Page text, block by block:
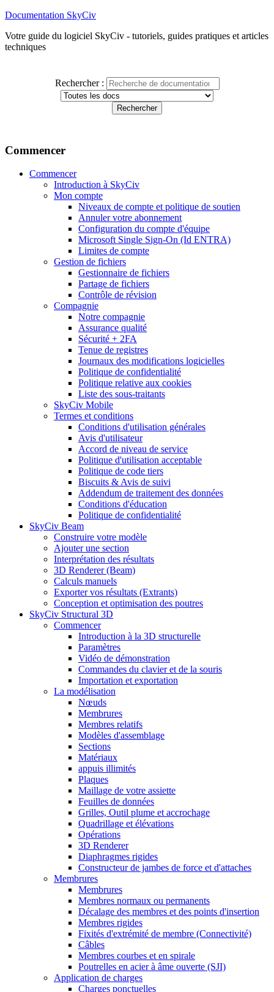
Documentation SkyCiv
Votre guide du logiciel SkyCiv - tutoriels, guides pratiques et articles
techniques
Rechercher :
Commencer
Commencer
Introduction à SkyCiv
Mon compte
Niveaux de compte et politique de soutien
Annuler votre abonnement
Configuration du compte d'équipe
Microsoft Single Sign-On (Id ENTRA)
Limites de compte
Gestion de fichiers
Gestionnaire de fichiers
Partage de fichiers
Contrôle de révision
Compagnie
Notre compagnie
Assurance qualité
Sécurité + 2FA
Tenue de registres
Journaux des modifications logicielles
Politique de confidentialité
Politique relative aux cookies
Liste des sous-traitants
SkyCiv Mobile
Termes et conditions
Conditions d'utilisation générales
Avis d'utilisateur
Accord de niveau de service
Politique d'utilisation acceptable
Politique de code tiers
Biscuits & Avis de suivi
Addendum de traitement des données
Conditions d'éducation
Politique de confidentialité
SkyCiv Beam
Construire votre modèle
Ajouter une section
Interprétation des résultats
3D Renderer (Beam)
Calculs manuels
Exporter vos résultats (Extrants)
Conception et optimisation des poutres
SkyCiv Structural 3D
Commencer
Introduction à la 3D structurelle
Paramètres
Vidéo de démonstration
Commandes du clavier et de la souris
Importation et exportation
La modélisation
Nœuds
Membrures
Membres relatifs
Modèles d'assemblage
Sections
Matériaux
appuis illimités
Plaques
Maillage de votre assiette
Feuilles de données
Grilles, Outil plume et accrochage
Quadrillage et élévations
Opérations
3D Renderer
Diaphragmes rigides
Constructeur de jambes de force et d'attaches
Membrures
Membrures
Membres normaux ou permanents
Décalage des membres et des points d'insertion
Membres rigides
Fixités d'extrémité de membre (Connectivité)
Câbles
Membres courbes et en spirale
Poutrelles en acier à âme ouverte (SJI)
Application de charges
Charges ponctuelles